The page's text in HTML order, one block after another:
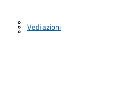
Vedi azioni